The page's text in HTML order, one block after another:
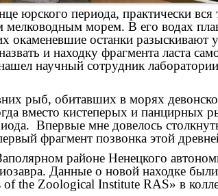
юрского периода, практически
морем. В его водах
окаменевшие останки
и находку фрагмента ласта
научный сотрудник
рыб, обитавших в морях
вместо кистеперых и панцирных
Впервые мне довелось
фрагмент позвонка этой
районе Ненецкого
Данные о новой находке
of the Zoological Institute RAS» в